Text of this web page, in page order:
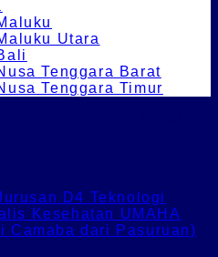
Utara
Tenggara Barat
Tenggara Timur